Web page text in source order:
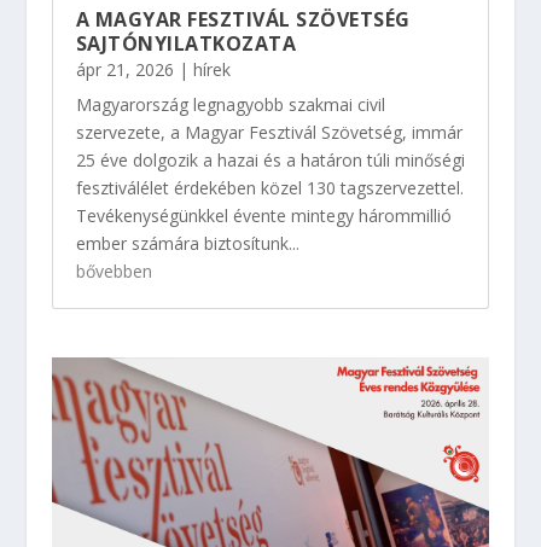
A MAGYAR FESZTIVÁL SZÖVETSÉG
SAJTÓNYILATKOZATA
ápr 21, 2026 | hírek
Magyarország legnagyobb szakmai civil
szervezete, a Magyar Fesztivál Szövetség, immár
25 éve dolgozik a hazai és a határon túli minőségi
fesztiválélet érdekében közel 130 tagszervezettel.
Tevékenységünkkel évente mintegy hárommillió
ember számára biztosítunk...
bővebben